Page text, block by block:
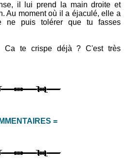
il lui prend la main droite et
Au moment où il a éjaculé, elle a
puis tolérer que tu fasses
Ca te crispe déjà ? C'est très
=